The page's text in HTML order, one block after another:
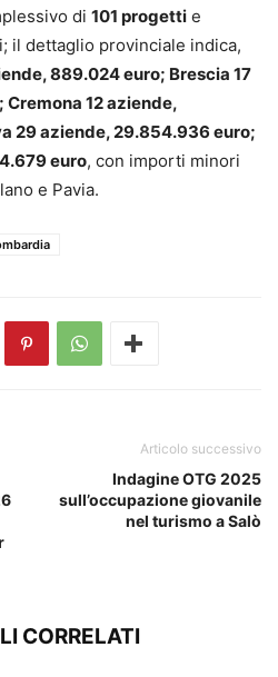
di 101 progetti e
il dettaglio provinciale indica,
889.024 euro; Brescia 17
Cremona 12 aziende,
29 aziende, 29.854.936 euro;
euro, con importi minori
e Pavia.
Articolo successivo
Indagine OTG 2025
sull’occupazione giovanile
nel turismo a Salò
CORRELATI